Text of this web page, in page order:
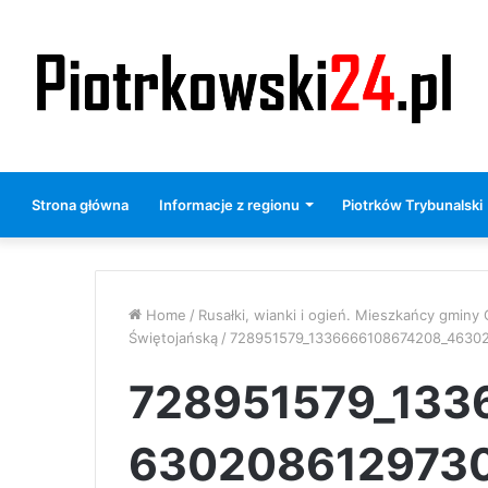
Strona główna Informacje z regionu Piotrków Trybunalski
Home / Rusałki, wianki i ogień. Mieszkańcy
Świętojańską /